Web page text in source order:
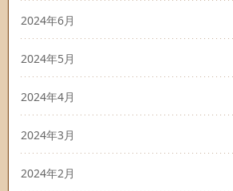
2024年6月
2024年5月
2024年4月
2024年3月
2024年2月